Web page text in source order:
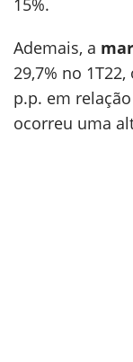
15%.
Ademais, a
29,7% no
p.p. em
ocorreu uma